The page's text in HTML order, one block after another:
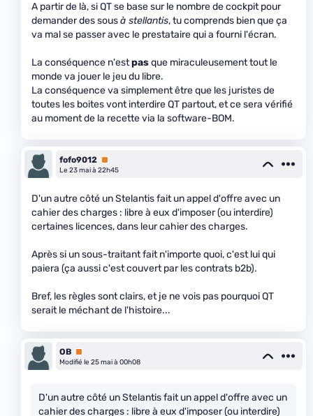
A partir de là, si QT se base sur le nombre de cockpit pour
demander des sousà stellantis, tu comprends bien que ça
va mal se passer avec le prestataire qui a fourni l'écran.
La conséquence n'estpasque miraculeusement tout le
monde va jouer le jeu du libre.
La conséquence va simplement être que les juristes de
toutes les boites vont interdire QT partout, et ce sera vérifié
au moment de la recette via la software-BOM.
fofo9012 Premium
Le 23 mai à 22h45
D'un autre côté un Stelantis fait un appel d'offre avec un
cahier des charges : libre à eux d'imposer (ou interdire)
certaines licences, dans leur cahier des charges.
Après si un sous-traitant fait n'importe quoi, c'est lui qui
paiera (ça aussi c'est couvert par les contrats b2b).
Bref, les règles sont clairs, et je ne vois pas pourquoi QT
serait le méchant de l'histoire...
OB Premium
Modifié le 25 mai à 00h08
D'un autre côté un Stelantis fait un appel d'offre avec un
cahier des charges : libre à eux d'imposer (ou interdire)